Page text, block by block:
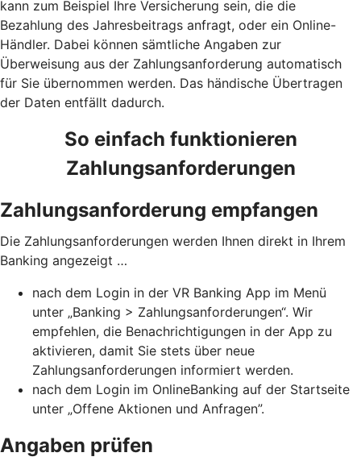
kann zum Beispiel Ihre Versicherung sein, die die
Bezahlung des Jahresbeitrags anfragt, oder ein Online-
Händler. Dabei können sämtliche Angaben zur
Überweisung aus der Zahlungsanforderung automatisch
für Sie übernommen werden. Das händische Übertragen
der Daten entfällt dadurch.
So einfach funktionieren
Zahlungsanforderungen
Zahlungsanforderung empfangen
Die Zahlungsanforderungen werden Ihnen direkt in Ihrem
Banking angezeigt …
nach dem Login in der VR Banking App im Menü
unter „Banking > Zahlungsanforderungen“. Wir
empfehlen, die Benachrichtigungen in der App zu
aktivieren, damit Sie stets über neue
Zahlungsanforderungen informiert werden.
nach dem Login im OnlineBanking auf der Startseite
unter „Offene Aktionen und Anfragen”.
Angaben prüfen